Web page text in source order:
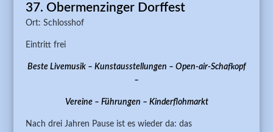
37. Obermenzinger Dorffest
Ort: Schlosshof
Eintritt frei
Beste Livemusik – Kunstausstellungen – Open-air-Schafkopf
–
Vereine – Führungen – Kinderflohmarkt
Nach drei Jahren Pause ist es wieder da: das